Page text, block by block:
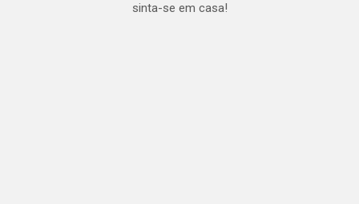
sinta-se em casa!